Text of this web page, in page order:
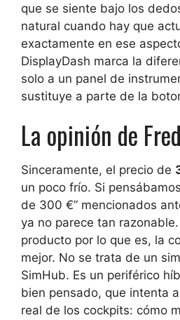
que se siente bajo los
natural cuando hay que
exactamente en ese
DisplayDash marca la
solo a un panel de
sustituye a parte de la
La opinión de Fred
Sinceramente, el precio de
un poco frío. Si
de 300 €” mencionados
ya no parece tan
producto por lo que es, la
mejor. No se trata de un
SimHub. Es un periférico
bien pensado, que intenta
real de los cockpits: cómo